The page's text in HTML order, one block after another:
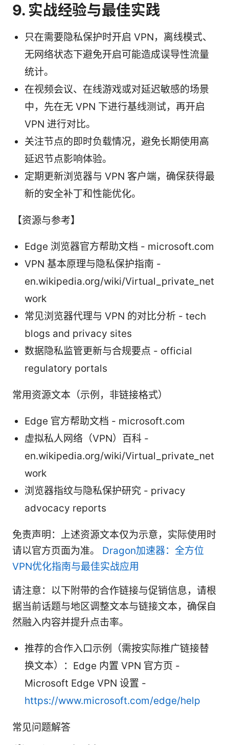
9. 实战经验与最佳实践
只在需要隐私保护时开启 VPN，离线模式、
无网络状态下避免开启可能造成误导性流量
统计。
在视频会议、在线游戏或对延迟敏感的场景
中，先在无 VPN 下进行基线测试，再开启
VPN 进行对比。
关注节点的即时负载情况，避免长期使用高
延迟节点影响体验。
定期更新浏览器与 VPN 客户端，确保获得最
新的安全补丁和性能优化。
【资源与参考】
Edge 浏览器官方帮助文档 - microsoft.com
VPN 基本原理与隐私保护指南 -
en.wikipedia.org/wiki/Virtual_private_net
work
常见浏览器代理与 VPN 的对比分析 - tech
blogs and privacy sites
数据隐私监管更新与合规要点 - official
regulatory portals
常用资源文本（示例，非链接格式）
Edge 官方帮助文档 - microsoft.com
虚拟私人网络（VPN）百科 -
en.wikipedia.org/wiki/Virtual_private_net
work
浏览器指纹与隐私保护研究 - privacy
advocacy reports
免责声明：上述资源文本仅为示意，实际使用时
请以官方页面为准。 Dragon加速器：全方位
VPN优化指南与最佳实战应用
请注意：以下附带的合作链接与促销信息，请根
据当前话题与地区调整文本与链接文本，确保自
然融入内容并提升点击率。
推荐的合作入口示例（需按实际推广链接替
换文本）：Edge 内置 VPN 官方页 -
Microsoft Edge VPN 设置 -
https://www.microsoft.com/edge/help
常见问题解答